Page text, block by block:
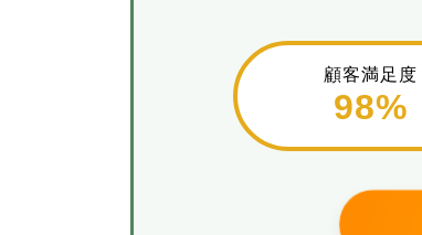
顧客満足度
98%